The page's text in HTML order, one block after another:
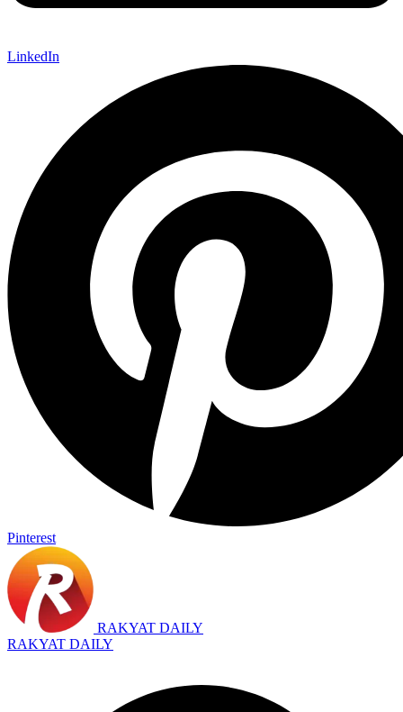
LinkedIn
Pinterest
RAKYAT DAILY
RAKYAT DAILY